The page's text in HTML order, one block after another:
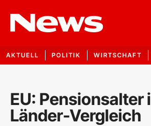
AKTUELL POLITIK WIRTSCHAFT
EU: Pensionsalter
Länder-Vergleich